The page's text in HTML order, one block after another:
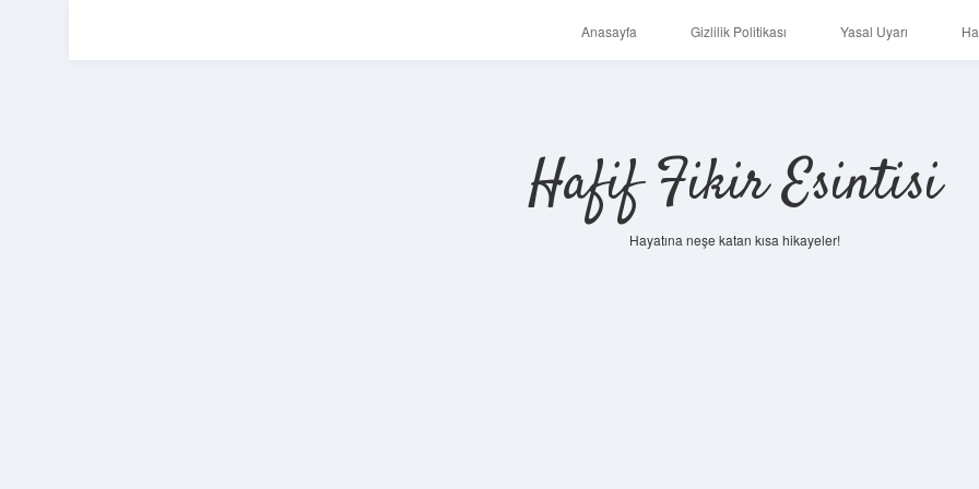
Anasayfa Gizlilik Politikası Yasal Uyarı
Hafif Fikir Esintisi
Hayatına neşe katan kısa hikayeler!